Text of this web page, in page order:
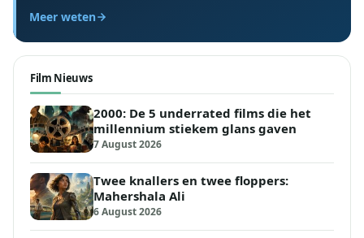
Meer weten
Film Nieuws
2000: De 5 underrated films die het
millennium stiekem glans gaven
7 August 2026
Twee knallers en twee floppers:
Mahershala Ali
6 August 2026